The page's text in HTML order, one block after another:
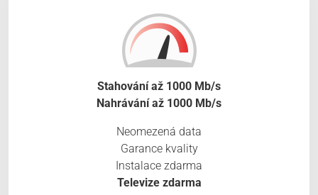
Stahování až 1000 Mb/s
Nahrávání až 1000 Mb/s
Neomezená data
Garance kvality
Instalace zdarma
Televize zdarma